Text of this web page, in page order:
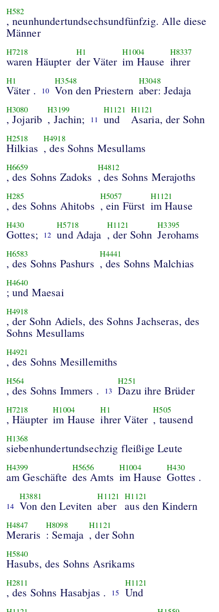
H582
, neunhundertundsechsundfünfzig. Alle diese
Männer
H7218
waren Häupter
H1
der Väter
H1004
im Hause
H8337
ihrer
H1
Väter . 10
H3548
Von den Priestern
H3048
aber: Jedaja
H3080
, Jojarib
H3199
, Jachin; 11
H1121
und
H1121
Asaria, der Sohn
H2518
Hilkias
H4918
, des Sohns Mesullams
H6659
, des Sohns Zadoks
H4812
, des Sohns Merajoths
H285
, des Sohns Ahitobs
H5057
, ein Fürst
H1121
im Hause
H430
Gottes; 12
H5718
und Adaja
H1121
, der Sohn
H3395
Jerohams
H6583
, des Sohns Pashurs
H4441
, des Sohns Malchias
H4640
; und Maesai
H4918
, der Sohn Adiels, des Sohns Jachseras, des
Sohns Mesullams
H4921
, des Sohns Mesillemiths
H564
, des Sohns Immers . 13
H251
Dazu ihre Brüder
H7218
, Häupter
H1004
im Hause
H1
ihrer Väter
H505
, tausend
H1368
siebenhundertundsechzig fleißige Leute
H4399
am Geschäfte
H5656
des Amts
H1004
im Hause
H430
Gottes .
14
H3881
Von den Leviten
H1121
aber
H1121
aus den Kindern
H4847
Meraris
H8098
: Semaja
H1121
, der Sohn
H5840
Hasubs, des Sohns Asrikams
H2811
, des Sohns Hasabjas . 15
H1121
Und